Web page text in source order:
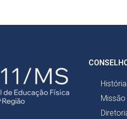
História
Missão